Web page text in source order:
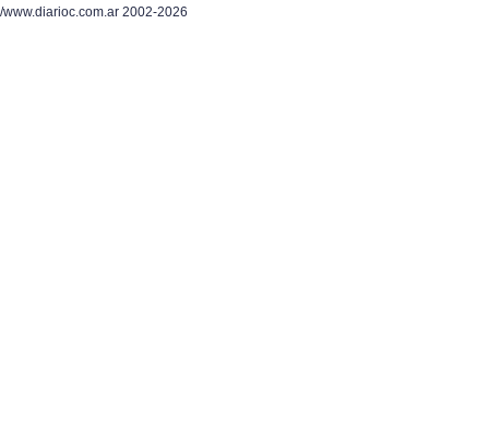
/www.diarioc.com.ar 2002-2026